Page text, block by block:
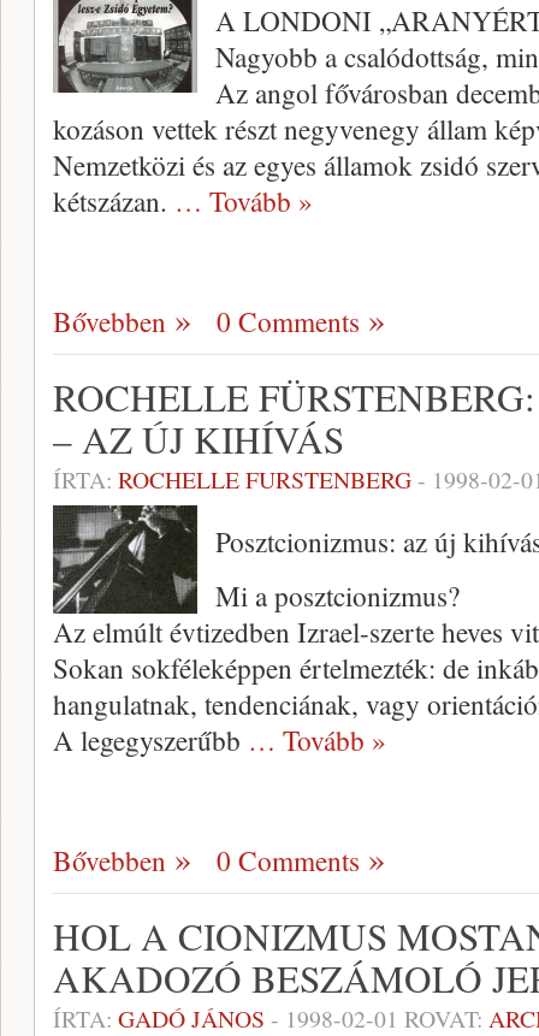
A LONDONI
Nagyobb a csalódottság,
Az angol fővárosban
kozáson vettek részt negyvenegy állam
Nemzetközi és az egyes államok zsidó
kétszázan. … Tovább »
Bővebben 0 Comments
ROCHELLE
– AZ ÚJ KIHÍVÁS
ÍRTA: ROCHELLE FURSTENBERG- 1998-02-
Posztcionizmus: az új
Mi a posztcionizmus?
Az elmúlt évtizedben Izrael-szerte heves
Sokan sokféleképpen értelmezték: de
hangulatnak, tendenciának, vagy
A legegyszerűbb … Tovább »
Bővebben 0 Comments
HOL A CIONIZMUS
AKADOZÓ BESZÁMOLÓ
ÍRTA: GADÓ JÁNOS - 1998-02-01 ROVAT: